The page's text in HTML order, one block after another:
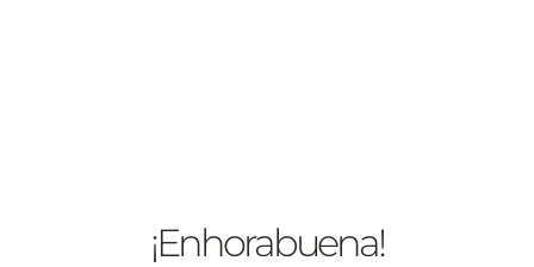
¡Enhorabuena!